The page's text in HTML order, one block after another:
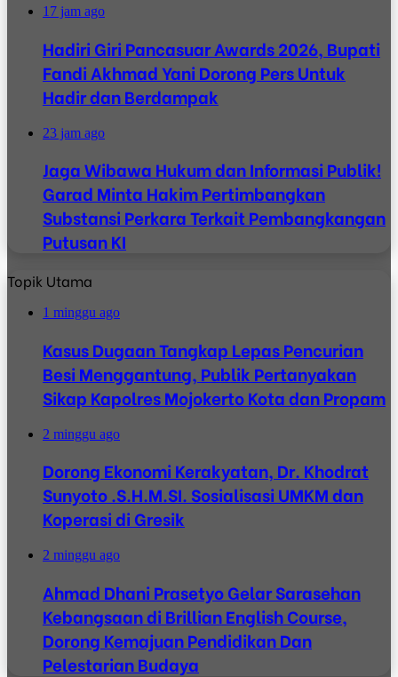
17 jam ago
Hadiri Giri Pancasuar Awards 2026, Bupati
Fandi Akhmad Yani Dorong Pers Untuk
Hadir dan Berdampak
23 jam ago
Jaga Wibawa Hukum dan Informasi Publik!
Garad Minta Hakim Pertimbangkan
Substansi Perkara Terkait Pembangkangan
Putusan KI
Topik Utama
1 minggu ago
Kasus Dugaan Tangkap Lepas Pencurian
Besi Menggantung, Publik Pertanyakan
Sikap Kapolres Mojokerto Kota dan Propam
2 minggu ago
Dorong Ekonomi Kerakyatan, Dr. Khodrat
Sunyoto .S.H.M.SI. Sosialisasi UMKM dan
Koperasi di Gresik
2 minggu ago
Ahmad Dhani Prasetyo Gelar Sarasehan
Kebangsaan di Brillian English Course,
Dorong Kemajuan Pendidikan Dan
Pelestarian Budaya